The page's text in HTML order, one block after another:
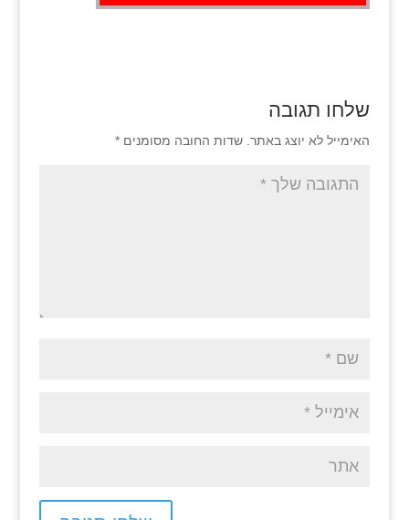
שלחו תגובה
האימייל לא יוצג באתר. שדות החובה מסומנים *